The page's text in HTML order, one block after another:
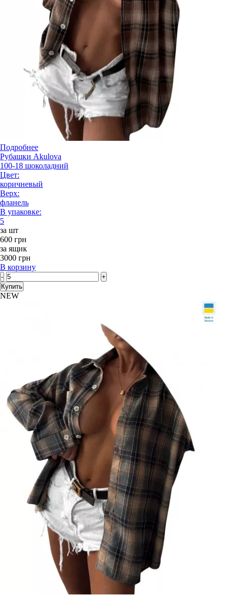
Подробнее
Рубашки Akulova
100-18 шоколадний
Цвет:
коричневый
Верх:
фланель
В упаковке:
5
за шт
600 грн
за ящик
3000 грн
В корзину
-
+
Купить
NEW